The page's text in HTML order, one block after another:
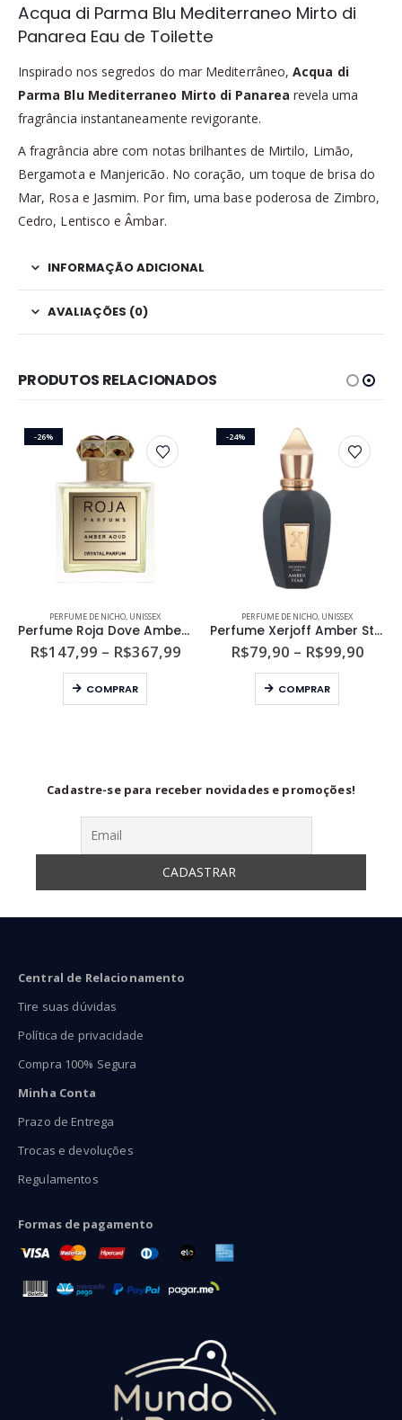
Acqua di Parma Blu Mediterraneo Mirto di
Panarea Eau de Toilette
Inspirado nos segredos do mar Mediterrâneo,Acqua di
Parma Blu Mediterraneo Mirto di Panarea revela uma
fragrância instantaneamente revigorante.
A fragrância abre com notas brilhantes de Mirtilo, Limão,
Bergamota e Manjericão. No coração, um toque de brisa do
Mar, Rosa e Jasmim. Por fim, uma base poderosa de Zimbro,
Cedro, Lentisco e Âmbar.
INFORMAÇÃO ADICIONAL
AVALIAÇÕES (0)
PRODUTOS RELACIONADOS
-26%
PERFUME DE NICHO, UNISSEX
Perfume Roja Dove Amber Aoud Crystal Parfum
R$147,99 – R$367,99Faixa
COMPRAR
Este produto tem várias variantes. As opções podem ser escolhidas na página do produto
-24%
Este produto tem várias variantes. As opções podem ser escolhidas na página do produto
PERFUME DE NICHO, UNISSEX
Perfume Xerjoff Amber Star Unissex Eau de Parfum
R$79,90 – R$99,90Faixa
COMPRAR
Este produto tem várias variantes. As opções podem ser escolhidas na página do produto
Cadastre-se para receber novidades e promoções!
Central de Relacionamento
Tire suas dúvidas
Política de privacidade
Compra 100% Segura
Minha Conta
Prazo de Entrega
Trocas e devoluções
Regulamentos
Formas de pagamento